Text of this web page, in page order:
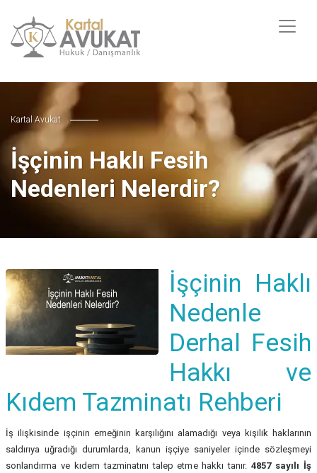
Kartal Avukat
İşçinin Haklı Fesih
Nedenleri Nelerdir?
İşçinin Haklı
Nedenle
Derhal Fesih
Hakkı ve
Kıdem Tazminatı Rehberi
İş ilişkisinde işçinin emeğinin karşılığını alamadığı veya kişilik haklarının
saldırıya uğradığı durumlarda, kanun işçiye saniyeler içinde sözleşmeyi
sonlandırma ve kıdem tazminatını talep etme hakkı tanır.4857 sayılı İş